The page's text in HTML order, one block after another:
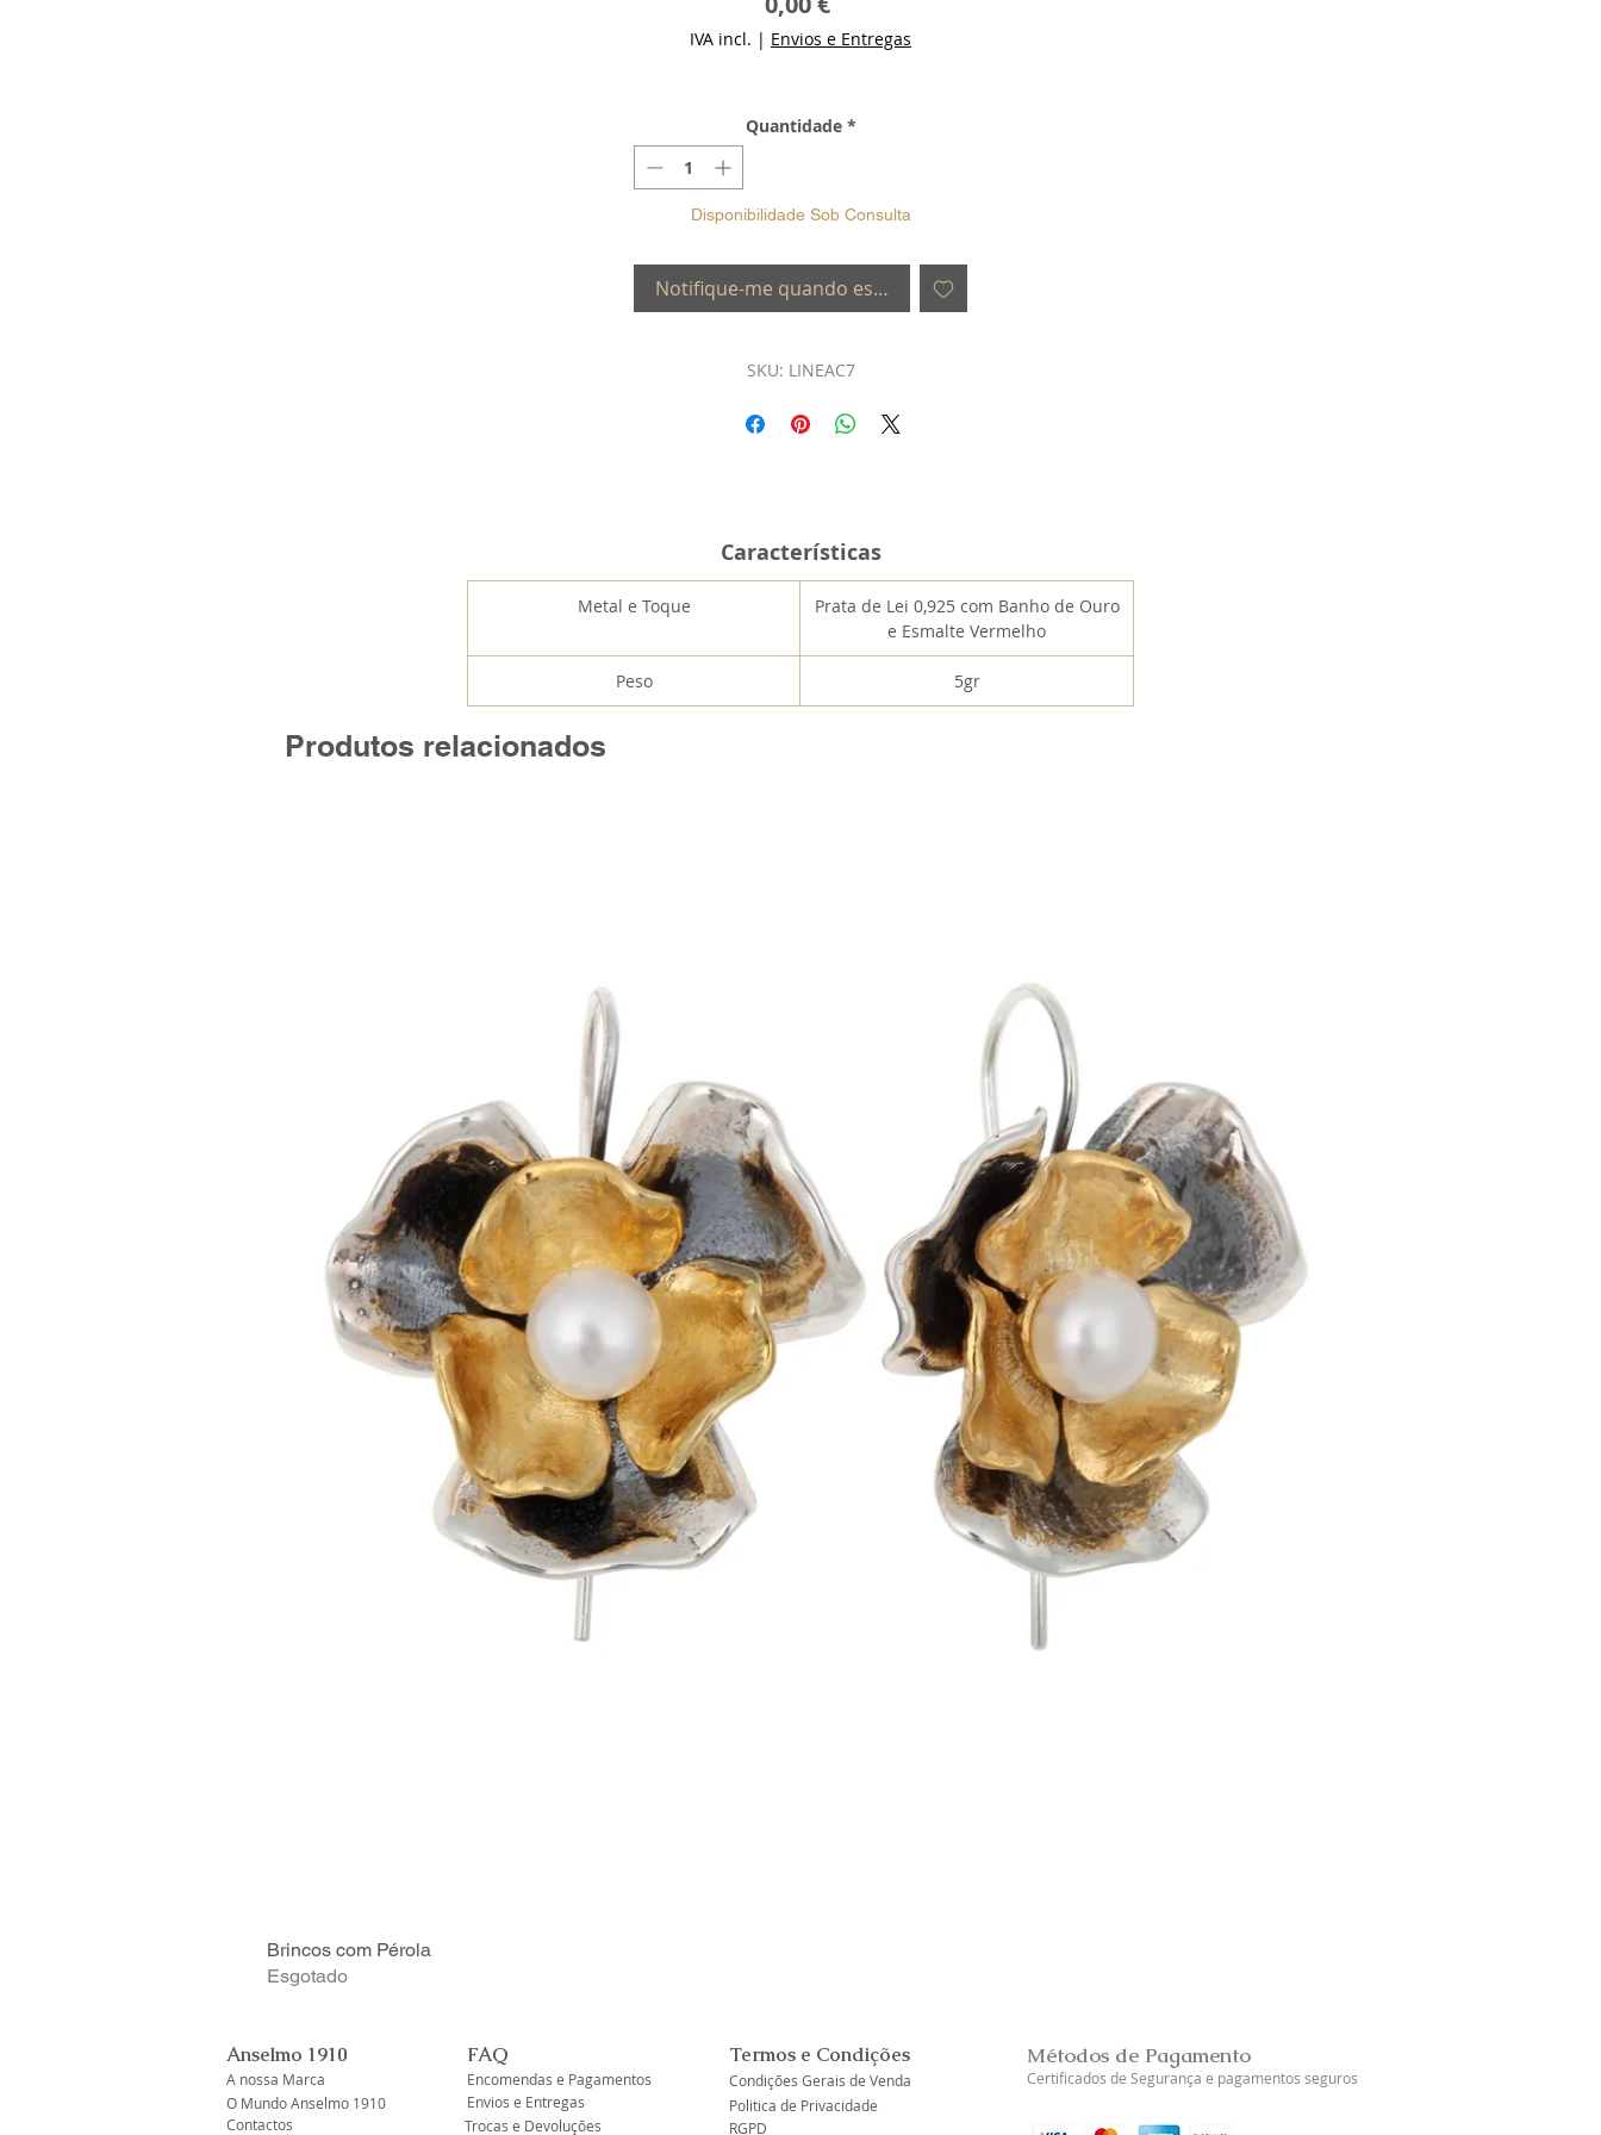
IVA incl. | Envios e Entregas
Quantidade *
Disponibilidade Sob Consulta
Notifique-me quando estiver disponível
SKU: LINEAC7
Características
Metal e Toque
Prata de Lei 0,925 com Banho de Ouro
e Esmalte Vermelho
Peso 5gr
Produtos relacionados
Brincos com Pérola
Esgotado
Anselmo 1910
A nossa Marca
O Mundo Anselmo 1910
Contactos
FAQ
Encomendas e Pagamentos
Envios e Entregas
Trocas e Devoluções
Termos e Condições
Condições Gerais de Venda
Politica de Privacidade
RGPD
Métodos de Pagamento
Certificados de Segurança e pagamentos seguros